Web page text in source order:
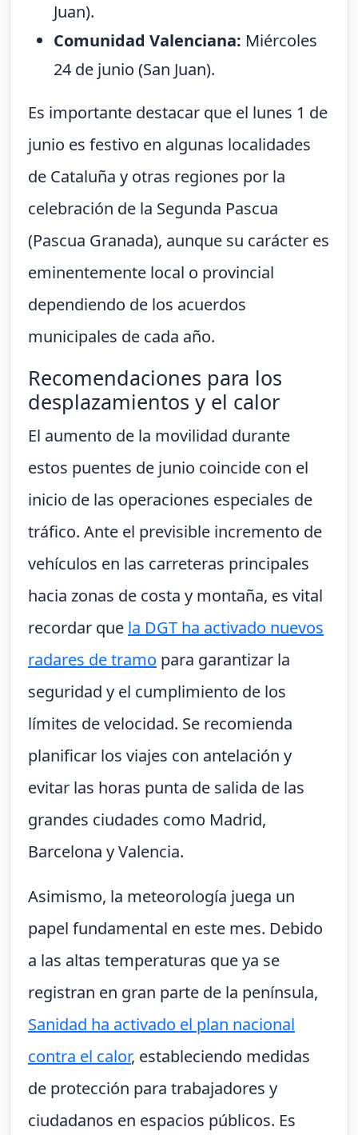
Juan).
Comunidad Valenciana: Miércoles
24 de junio (San Juan).
Es importante destacar que el lunes 1 de
junio es festivo en algunas localidades
de Cataluña y otras regiones por la
celebración de la Segunda Pascua
(Pascua Granada), aunque su carácter es
eminentemente local o provincial
dependiendo de los acuerdos
municipales de cada año.
Recomendaciones para los
desplazamientos y el calor
El aumento de la movilidad durante
estos puentes de junio coincide con el
inicio de las operaciones especiales de
tráfico. Ante el previsible incremento de
vehículos en las carreteras principales
hacia zonas de costa y montaña, es vital
recordar que la DGT ha activado nuevos
radares de tramo para garantizar la
seguridad y el cumplimiento de los
límites de velocidad. Se recomienda
planificar los viajes con antelación y
evitar las horas punta de salida de las
grandes ciudades como Madrid,
Barcelona y Valencia.
Asimismo, la meteorología juega un
papel fundamental en este mes. Debido
a las altas temperaturas que ya se
registran en gran parte de la península,
Sanidad ha activado el plan nacional
contra el calor, estableciendo medidas
de protección para trabajadores y
ciudadanos en espacios públicos. Es